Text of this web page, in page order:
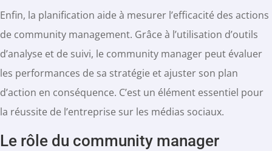
Enfin, la planification aide à mesurer l’efficacité des actions
de community management. Grâce à l’utilisation d’outils
d’analyse et de suivi, le community manager peut évaluer
les performances de sa stratégie et ajuster son plan
d’action en conséquence. C’est un élément essentiel pour
la réussite de l’entreprise sur les médias sociaux.
Le rôle du community manager